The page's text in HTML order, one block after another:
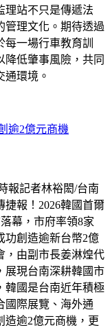
理站不只是傳遞法
管理文化。期待透過
一場行車教育訓
降低肇事風險，共同
環境。
逾2億元商機
報記者林裕閎/台南
報！2026韓國首爾
幕，市府率領8家
功創造逾新台幣2億
，由副市長姜淋煌代
展現台南深耕韓國市
韓國是台南近年積極
國際展覽、海外通
造逾2億元商機，更